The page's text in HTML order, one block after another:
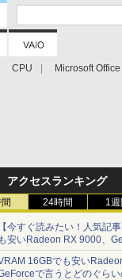
CPU Microsoft Office
アクセスランキング
24時間 1週
今すぐ読みたい！人気記
安いRadeon RX 9000、
ぐらいの性能？ - PC
16GBでも安い
で言うとどのぐらい